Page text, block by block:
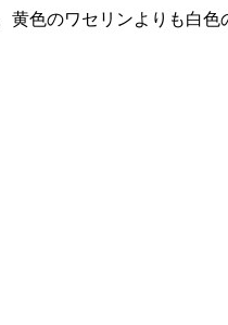
色のワセリンよりも白